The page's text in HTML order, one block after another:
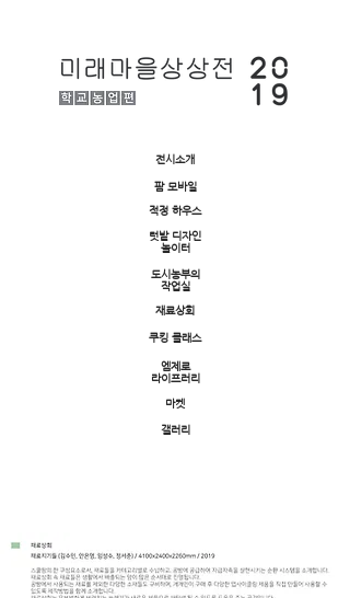
전시소개
팜 모바일
적정 하우스
텃밭 디자인
놀이터
​도시농부의
작업실
재료상회
쿠킹 클래스
엠제로
라이프러리
마켓
갤러리